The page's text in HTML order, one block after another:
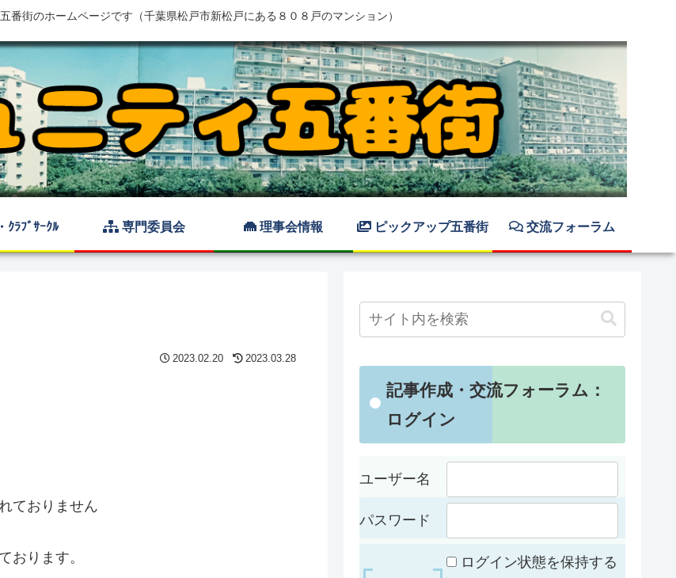
番街のホームページです（千葉県松戸市新松戸にある８０８戸のマンション）
ｸﾗﾌﾞｻｰｸﾙ 専門委員会 理事会情報 ピックアップ五番街 交流フォーラム
2023.02.20 2023.03.28
ておりません
おります。
記事作成・交流フォーラム：
ログイン
ユーザー名
パスワード
ログイン状態を保持する